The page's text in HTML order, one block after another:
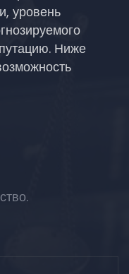
уровень
Ниже